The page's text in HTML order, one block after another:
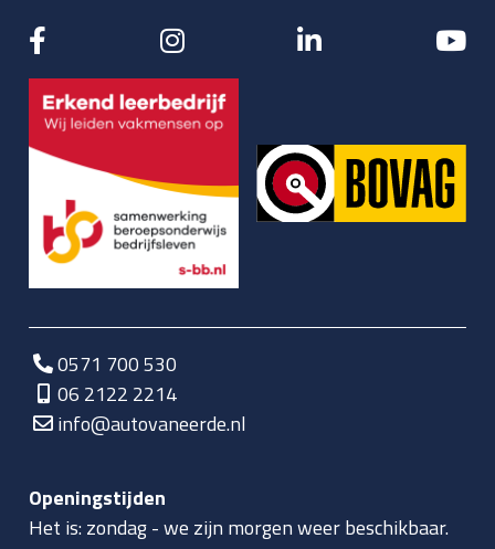
0571 700 530
06 2122 2214
info@autovaneerde.nl
Openingstijden
Het is:zondag-we zijn morgen weer beschikbaar.